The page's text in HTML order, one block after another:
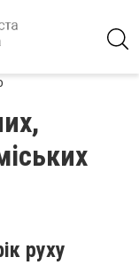
руху